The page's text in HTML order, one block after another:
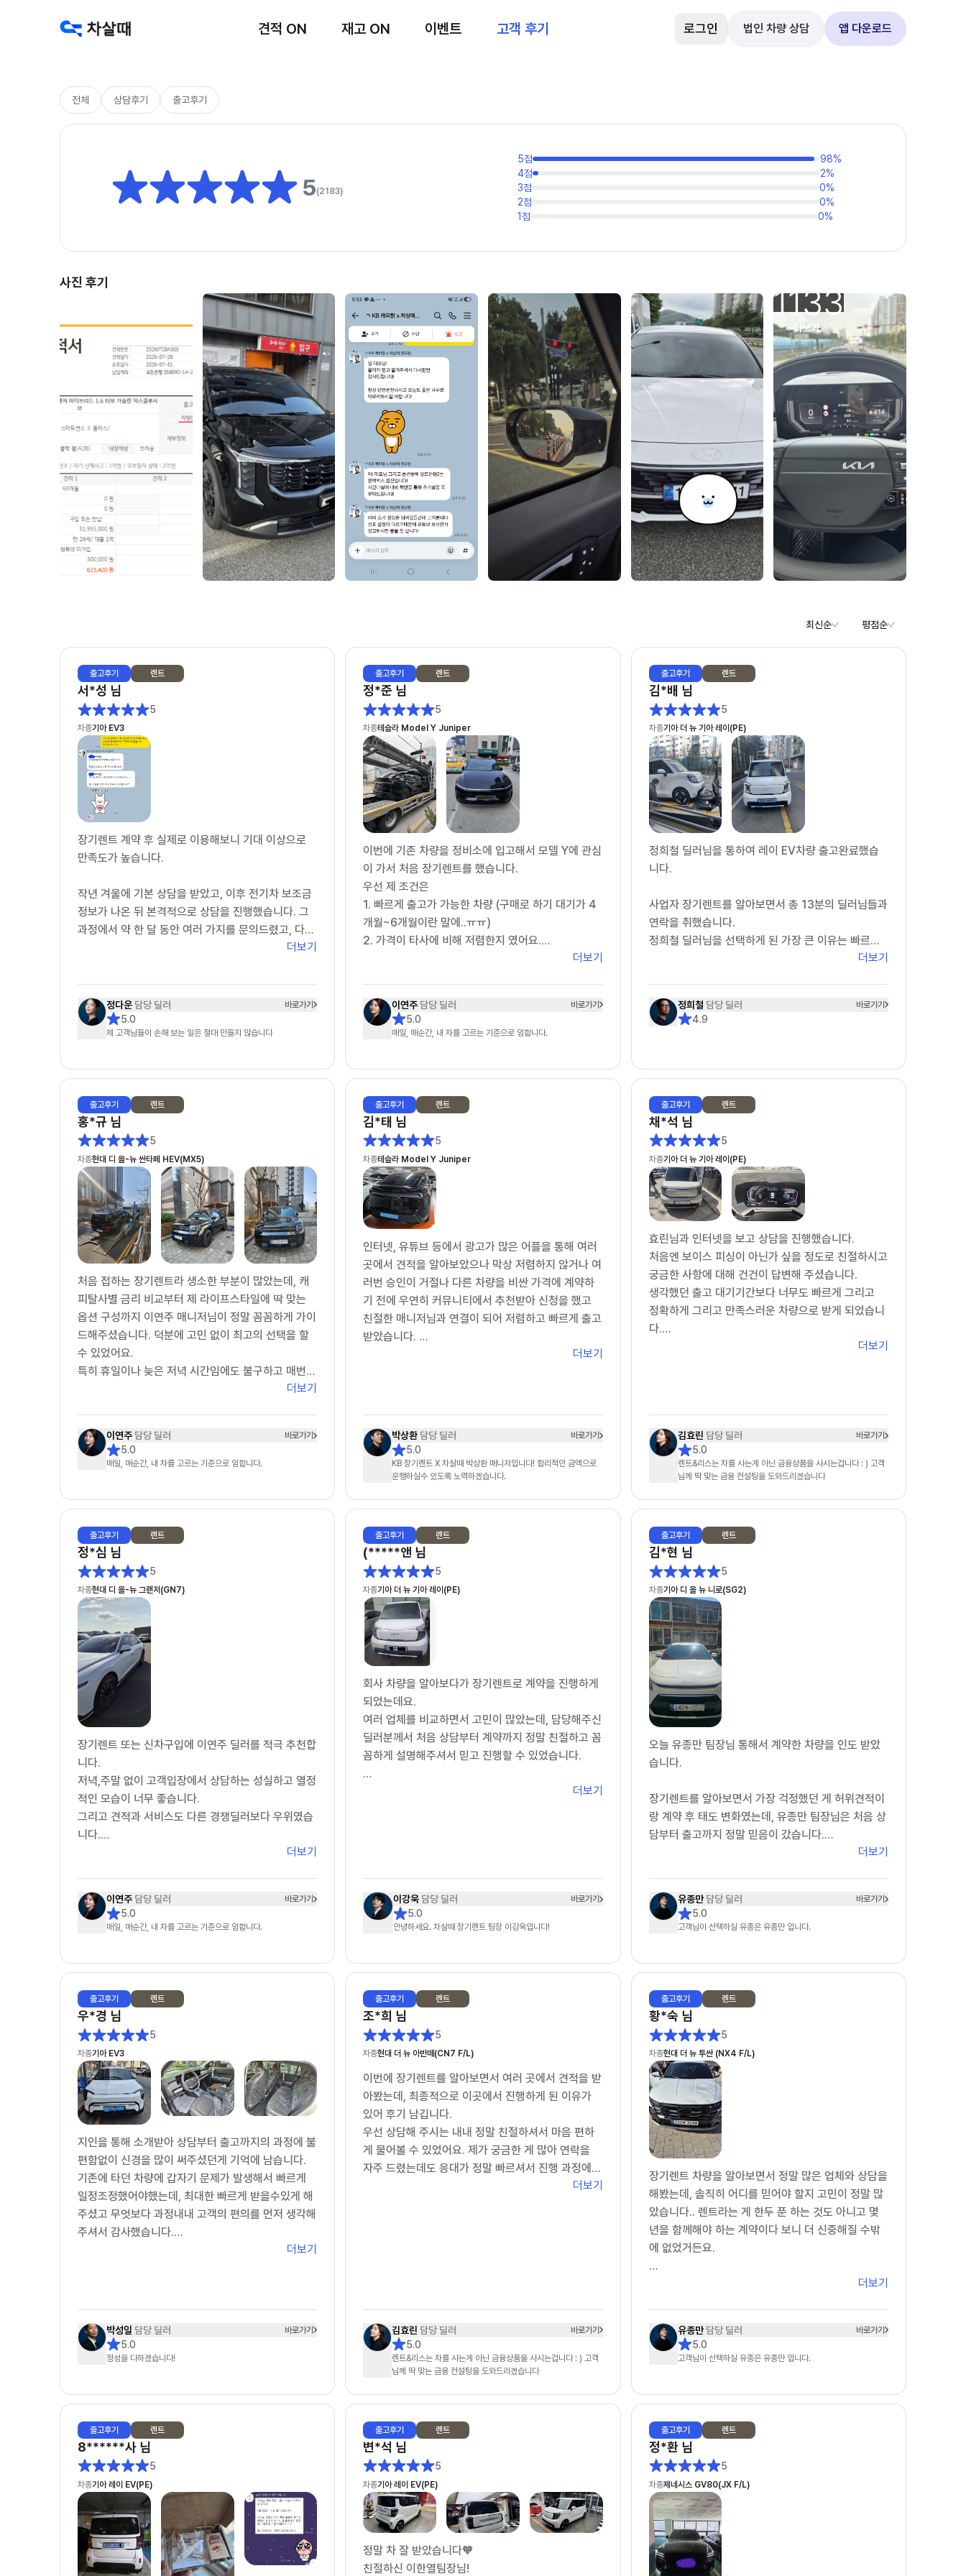
견적 ON 재고 ON 이벤트 고객 후기 로그인 법인 차량 상담 앱 다운로드
전체 상담후기 출고후기
5(2183)
1점 0%
2점 0%
3점 0%
4점 2%
5점 98%
사진 후기
1133
더보기
최신순 평점순
출고후기 렌트
서*성 님
5
차종기아 EV3
장기렌트 계약 후 실제로 이용해보니 기대 이상으로
만족도가 높습니다.
작년 겨울에 기본 상담을 받았고, 이후 전기차 보조금
정보가 나온 뒤 본격적으로 상담을 진행했습니다. 그
과정에서 약 한 달 동안 여러 가지를 문의드렸고, 다른
업체에서 받은 견적서까지 꼼꼼하게 검토해 주시는 등
단순한 상담을 넘어, 끝까지 책임지고 도와주신다는
느낌을 받았고 항상 친절하게 응대해 주셔서 신뢰가
갔습니다. 고객 입장에서 최선을 다해 주신다는 점이
있었습니다. 첫 장기렌트이자 첫 차 구매였는데 매우
여 출고하셨습니다.
더보기
정다운 담당 딜러 바로가기
5.0
제 고객님들이 손해 보는 일은 절대 만들지 않습니다
출고후기 렌트
정*준 님
5
차종테슬라 Model Y Juniper
이번에 기존 차량을 정비소에 입고해서 모델 Y에 관심
이 가서 처음 장기렌트를 했습니다.
우선 제 조건은
1. 빠르게 출고가 가능한 차량 (구매로 하기 대기가 4
개월~6개월이란 말에..ㅠㅠ)
2. 가격이 타사에 비해 저렴한지 였어요.
정말 운 좋게 차살때에 이연주 매니저님과 연결 되었
고, 타사는 봇(bot) 계정으로 응대 하는거 같았습니
- 제가 렌트 경험이 없어 정말 귀찮게 많은 견적을 요
청 드렸는데도 불구하고, 다양한 시뮬레이션으로 견적
을 주셨습니다. (무보증, 선보증20%, 선납20% 등
등)
2. 문의에 대한 회신 속도: ★★★★★
- 타사는 오전에 문의를 드리면 오후 3~4시쯤 답변이
오거나 오후 6시 이후에 답변와서 또 답변하면 지금은
영업시간이 아닙니다... 이런 멘트가 나왔었어요. (봇
응대)
- 차살때는 전혀 그런것 없이 친절하게 설명해주시고
오히려 제가 답변을 늦게 드린적이 있었네요
3. 차량 출고: ★★★★★
- 다른 업체도 빠른출고 상품이 있었어요. 저는 다 빠
- 전자약정 후 이연주 매니저님이 엄청 노력해주신게
보일정도로 바로 후에 바로 차량 배차가 되었어요. 물
론 운빨도 조금 있는것 같았어요. (모두가 이런 스케줄
로 진행되진 않을 수 있을거 같아요)
- 저 같은 경우 (금요일) 최종견적 > (월요일) 전자약
4. 차량 상태: ★★★★
- 수요일~목요일 비가 오는 날씨라 세차를 했지만 아
쉽게도 물자국이 남아있었어요. 조금 아쉬운건 리어
스포일러 부분에 흰색 페인트 같은 것이(3cm) 묻어
있었는데 손톱으로 긁어내긴 했지만, 잔기스가 조금
났어요
5. 종합: ★★★★★+★★★
더보기
이연주 담당 딜러 바로가기
5.0
매일, 매순간, 내 차를 고르는 기준으로 임합니다.
출고후기 렌트
김*배 님
5
차종기아 더 뉴 기아 레이(PE)
정희철 딜러님을 통하여 레이 EV차량 출고완료했습
니다.
사업자 장기렌트를 알아보면서 총 13분의 딜러님들과
연락을 취했습니다.
정희철 딜러님을 선택하게 된 가장 큰 이유는 빠르고
을 재송부받기까지 걸리는 시간은 1분 내외입니다.
또한 다른 옵션을 요청할경우 고객이 이 옵션을 왜 요
해주셨습니다.
그래서 정희철 딜러님을 선택하게 되었고 견적, 계약,
출고까지 모든 일들이 아주 NICE했습니다.
어떤 딜러님께서 '10개월 대기 해야하고 현재 본인의
고객은 5개월째 대기중입니다.'라는 레이 EV차량을 1
달반만에 빠르게 출고해주셨습니다.
보조금이라던지, 출고시 탁송처럼 딜러님의 영향이 아
다 해결해주셨습니다.
특히 탁송건은 정말 너무 감사드렸습니다. "제가 만약
~"이라는 고객의 편에서 먼저 생각해주시면 정희철
딜러님을 적극 추천해드리며 이번사업자 렌트 기간이
종료가 되어도 저는 정희철 딜러님과 함께 하고 싶습
니다.
더보기
정희철 담당 딜러 바로가기
4.9
출고후기 렌트
홍*규 님
5
차종현대 디 올-뉴 싼타페 HEV(MX5)
처음 접하는 장기렌트라 생소한 부분이 많았는데, 캐
피탈사별 금리 비교부터 제 라이프스타일에 딱 맞는
옵션 구성까지 이연주 매니저님이 정말 꼼꼼하게 가이
드해주셨습니다. 덕분에 고민 없이 최고의 선택을 할
수 있었어요.
​특히 휴일이나 늦은 저녁 시간임에도 불구하고 매번
친절하고 상세하게 응대해주시는 모습에서 깊은 전문
인이 있다면 주저 없이 이연주 매니저님을 1순위로 추
천하고 싶네요. 마지막까지 무사고를 기원하며 챙겨주
신 선물도 차에 예쁘게 잘 달고 다니겠습니다. 정말 감
더보기
이연주 담당 딜러 바로가기
5.0
매일, 매순간, 내 차를 고르는 기준으로 임합니다.
출고후기 렌트
김*태 님
5
차종테슬라 Model Y Juniper
인터넷, 유튜브 등에서 광고가 많은 어플을 통해 여러
곳에서 견적을 알아보았으나 막상 저렴하지 않거나 여
러번 승인이 거절나 다른 차량을 비싼 가격에 계약하
기 전에 우연히 커뮤니티에서 추천받아 신청을 했고
친절한 매니저님과 연결이 되어 저렴하고 빠르게 출고
받았습니다.
더보기
박상환 담당 딜러 바로가기
5.0
KB 장기렌트 X 차살때 박상환 매니저입니다! 합리적인 금액으로
운행하실수 있도록 노력하겠습니다.
출고후기 렌트
채*석 님
5
차종기아 더 뉴 기아 레이(PE)
효린님과 인터넷을 보고 상담을 진행했습니다.
처음엔 보이스 피싱이 아닌가 싶을 정도로 친절하시고
궁금한 사항에 대해 건건이 답변해 주셨습니다.
생각했던 출고 대기기간보다 너무도 빠르게 그리고
정확하게 그리고 만족스러운 차량으로 받게 되었습니
다.
다음에도 차살때를 통해 효린메니져를 통해 차를 신청
되어
다시한번 감사의 말을 전합니다.
차살때 화이팅
효린님 화이팅
더보기
김효린 담당 딜러 바로가기
5.0
렌트&리스는 차를 사는게 아닌 금융상품을 사시는겁니다 : ) 고객
님께 딱 맞는 금융 컨설팅을 도와드리겠습니다
출고후기 렌트
정*심 님
5
차종현대 디 올-뉴 그랜저(GN7)
장기렌트 또는 신차구입에 이연주 딜러를 적극 추천합
니다.
저녁,주말 없이 고객입장에서 상담하는 성실하고 열정
적인 모습이 너무 좋습니다.
그리고 견적과 서비스도 다른 경쟁딜러보다 우위였습
니다.
장기렌트를 여러차례 이용하던 차에 만기일이 도래하
경합했는데..이연주 딜러가 최고였습니다.
이연주 딜러에게 장기렌트 서류를 모두 전달하고 장기
렌트 계약서 쓰기 직전에 차량 색상을 보러 자동차 대
이연주 딜러가 끝까지 맡아서 잘 해주어 너무 감사했
다시 한번 이연주 딜러를 칭찬하고 추천드립니다.
이연주 딜러를 선택하시면 반드시 후회 안하리라 봅니
다.
이연주 딜러님, 건승하세요.^^
더보기
이연주 담당 딜러 바로가기
5.0
매일, 매순간, 내 차를 고르는 기준으로 임합니다.
출고후기 렌트
(*****앤 님
5
차종기아 더 뉴 기아 레이(PE)
회사 차량을 알아보다가 장기렌트로 계약을 진행하게
되었는데요.
여러 업체를 비교하면서 고민이 많았는데, 담당해주신
딜러분께서 처음 상담부터 계약까지 정말 친절하고 꼼
꼼하게 설명해주셔서 믿고 진행할 수 있었습니다.
견적도 여러 조건으로 비교해서 제 상황에 맞게 추천
차량 계약 진행도 빠르게 처리해주셔서 만족스럽게 계
약 완료했습니다.
끝까지 신경 써주신 담당 이강욱 딜러님 감사드립니
다. 앞으로도 잘 부탁드립니다!
추가 차량도 곧 문의 드리겠습니다.!
더보기
이강욱 담당 딜러 바로가기
5.0
안녕하세요. 차살때 장기렌트 팀장 이강욱입니다!
출고후기 렌트
김*현 님
5
차종기아 디 올 뉴 니로(SG2)
오늘 유종만 팀장님 통해서 계약한 차량을 인도 받았
습니다.
장기렌트를 알아보면서 가장 걱정했던 게 허위견적이
랑 계약 후 태도 변화였는데, 유종만 팀장님은 처음 상
담부터 출고까지 정말 믿음이 갔습니다.
추가로 숨겨진 비용도 없어서 신뢰가 갔습니다. 궁금
한 점이 있을 때마다 피드백도 정말 빠르셔서 진행하
는 동안 답답함이 전혀 없었습니다.
무엇보다 상담하면서 느낀 건 사람이 정말 좋으시다는
까지 책임지고 챙겨주시는 느낌이라 더 믿고 진행할
수 있었습니다.
덕분에 차량 출고까지 기분 좋게 진행했습니다.
장기렌트 알아보시는 분들은 유종만 팀장님께 상담 받
아보세요~
더보기
유종만 담당 딜러 바로가기
5.0
고객님이 선택하실 유종은 유종만 입니다.
출고후기 렌트
우*경 님
5
차종기아 EV3
지인을 통해 소개받아 상담부터 출고까지의 과정에 불
편함없이 신경을 많이 써주셨던게 기억에 남습니다.
기존에 타던 차량에 갑자기 문제가 발생해서 빠르게
일정조정했어야했는데, 최대한 빠르게 받을수있게 해
주셨고 무엇보다 과정내내 고객의 편의를 먼저 생각해
주셔서 감사했습니다.
주변에 차 알아보는 지인들 소개 시켜주려구요~ 감사
더보기
박성일 담당 딜러 바로가기
5.0
정성을 다하겠습니다!
출고후기 렌트
조*희 님
5
차종현대 더 뉴 아반떼(CN7 F/L)
이번에 장기렌트를 알아보면서 여러 곳에서 견적을 받
아봤는데, 최종적으로 이곳에서 진행하게 된 이유가
있어 후기 남깁니다.
우선 상담해 주시는 내내 정말 친절하셔서 마음 편하
게 물어볼 수 있었어요. 제가 궁금한 게 많아 연락을
자주 드렸는데도 응대가 정말 빠르셔서 진행 과정에서
더보기
김효린 담당 딜러 바로가기
5.0
렌트&리스는 차를 사는게 아닌 금융상품을 사시는겁니다 : ) 고객
님께 딱 맞는 금융 컨설팅을 도와드리겠습니다
출고후기 렌트
황*숙 님
5
차종현대 더 뉴 투싼 (NX4 F/L)
장기렌트 차량을 알아보면서 정말 많은 업체와 상담을
해봤는데, 솔직히 어디를 믿어야 할지 고민이 정말 많
았습니다.. 렌트라는 게 한두 푼 하는 것도 아니고 몇
년을 함께해야 하는 계약이다 보니 더 신중해질 수밖
에 없었거든요.
그러던 중에 유종만 팀장님을 알게 되었는데, 처음 상
다 피드백이 정말 빠르셨습니다. 궁금한 게 있어서 연
락드리면 항상 빠르게 답변을 주셔서 답답함이 전혀
없었고, 차량 조건이나 견적 관련해서도 하나하나 자
점이었습니다. 다른 곳에서는 무조건 싸다고만 하거나
나중에 추가 조건이 붙는 경우도 많았는데, 유종만 팀
장님은 처음부터 가능한 조건과 불가능한 조건을 명확
하게 설명해 주셔서 오히려 더 신뢰가 생겼습니다. 괜
히 좋은 말만 하는 게 아니라 고객 입장에서 정말 도움
이 되는 방향으로 안내해 주시는 게 느껴졌습니다.
또 한 가지 정말 만족스러웠던 부분은 꼼꼼한 사후관
리입니다. 사실 계약하고 나면 연락이 잘 안 되는 경우
더보기
유종만 담당 딜러 바로가기
5.0
고객님이 선택하실 유종은 유종만 입니다.
출고후기 렌트
8******사 님
5
차종기아 레이 EV(PE)
출고후기 렌트
변*석 님
5
차종기아 레이 EV(PE)
정말 차 잘 받았습니다🧡
친절하신 이한열팀장님!
출고후기 렌트
정*환님
5
차종제네시스 GV80(JX F/L)